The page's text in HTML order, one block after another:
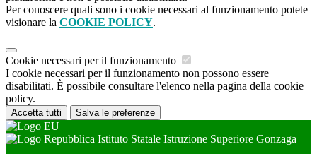
Per conoscere quali sono i cookie necessari al funzionamento potete
visionare la COOKIE POLICY.
Cookie necessari per il funzionamento
I cookie necessari per il funzionamento non possono essere
disabilitati. È possibile consultare l'elenco nella pagina della cookie
policy.
Accetta tutti Salva le preferenze
Istituto Statale Istruzione Superiore Gonzaga